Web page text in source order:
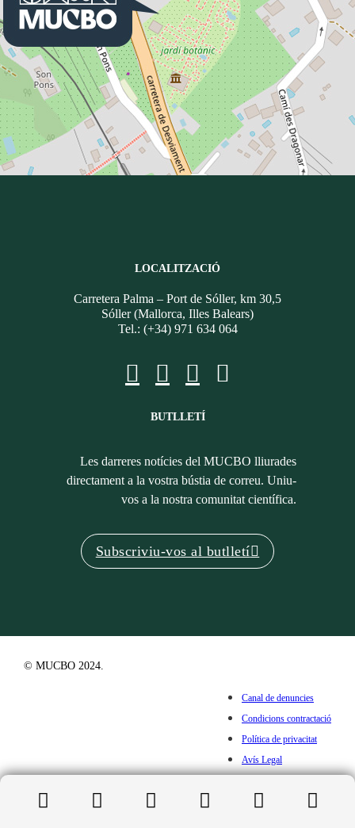
LOCALITZACIÓ
Carretera Palma – Port de Sóller, km 30,5
Sóller (Mallorca, Illes Balears)
Tel.: (+34) 971 634 064
BUTLLETÍ
Les darreres notícies del MUCBO lliurades
directament a la vostra bústia de correu. Uniu-
vos a la nostra comunitat científica.
Subscriviu-vos al butlletí
© MUCBO 2024.
Canal de denuncies
Condicions contractació
Política de privacitat
Avís Legal